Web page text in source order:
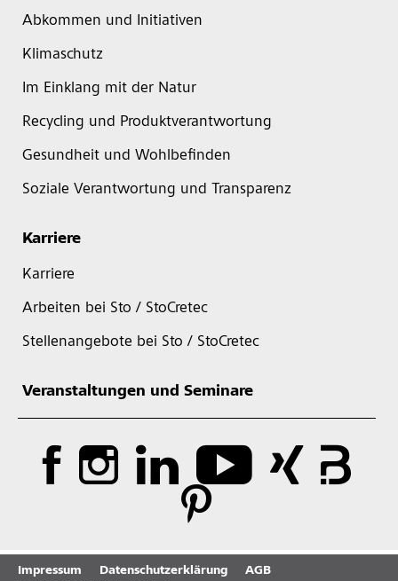
Abkommen und Initiativen
Klimaschutz
Im Einklang mit der Natur
Recycling und Produktverantwortung
Gesundheit und Wohlbefinden
Soziale Verantwortung und Transparenz
Karriere
Karriere
Arbeiten bei Sto / StoCretec
Stellenangebote bei Sto / StoCretec
Veranstaltungen und Seminare
Impressum Datenschutzerklärung
AGB